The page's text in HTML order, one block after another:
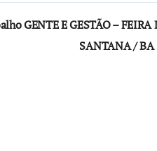
GENTE E GESTÃO – FEIRA
SANTANA / BA